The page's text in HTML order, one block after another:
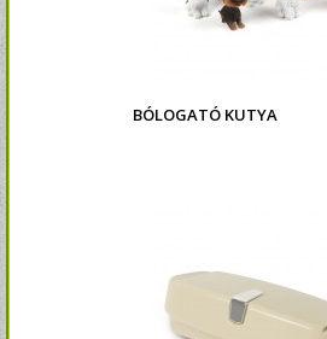
BÓLOGATÓ KUTYA